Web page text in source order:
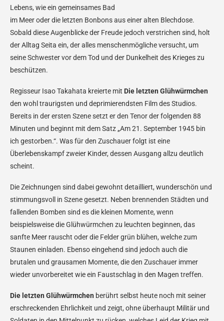
Lebens, wie ein gemeinsames Bad
im Meer oder die letzten Bonbons aus einer alten Blechdose.
Sobald diese Augenblicke der Freude jedoch verstrichen sind, holt
der Alltag Seita ein, der alles menschenmögliche versucht, um
seine Schwester vor dem Tod und der Dunkelheit des Krieges zu
beschützen.
Regisseur Isao Takahata kreierte mit Die letzten Glühwürmchen
den wohl traurigsten und deprimierendsten Film des Studios.
Bereits in der ersten Szene setzt er den Tenor der folgenden 88
Minuten und beginnt mit dem Satz „Am 21. September 1945 bin
ich gestorben.“. Was für den Zuschauer folgt ist eine
Überlebenskampf zweier Kinder, dessen Ausgang allzu deutlich
scheint.
Die Zeichnungen sind dabei gewohnt detailliert, wunderschön und
stimmungsvoll in Szene gesetzt. Neben brennenden Städten und
fallenden Bomben sind es die kleinen Momente, wenn
beispielsweise die Glühwürmchen zu leuchten beginnen, das
sanfte Meer rauscht oder die Felder grün blühen, welche zum
Staunen einladen. Ebenso eingehend sind jedoch auch die
brutalen und grausamen Momente, die den Zuschauer immer
wieder unvorbereitet wie ein Faustschlag in den Magen treffen.
Die letzten Glühwürmchen berührt selbst heute noch mit seiner
erschreckenden Ehrlichkeit und zeigt, ohne überhaupt Militär und